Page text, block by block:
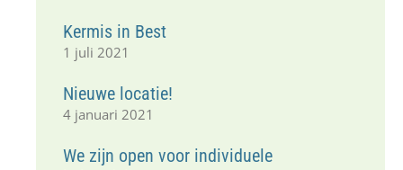
Kermis in Best
1 juli 2021
Nieuwe locatie!
4 januari 2021
We zijn open voor individuele